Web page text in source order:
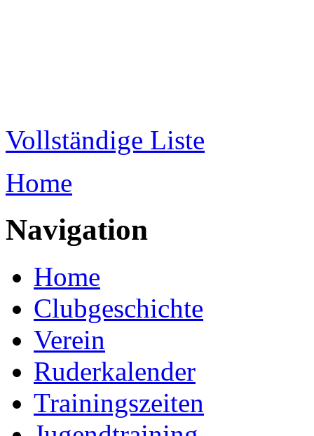
Vollständige Liste
Sie sind hier
Home
Navigation
Home
Clubgeschichte
Verein
Ruderkalender
Trainingszeiten